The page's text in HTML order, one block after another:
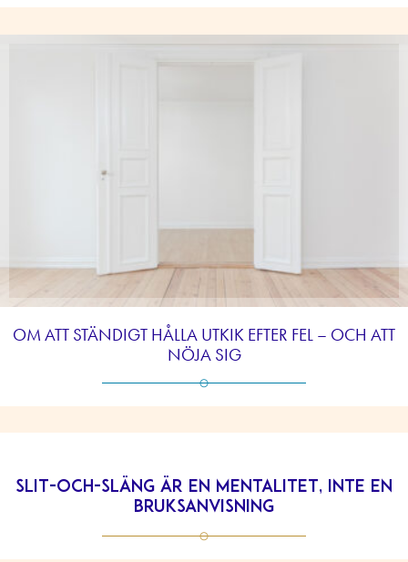
OM ATT STÄNDIGT HÅLLA UTKIK EFTER FEL – OCH ATT
NÖJA SIG
Slit-och-släng är en mentalitet, inte en
bruksanvisning